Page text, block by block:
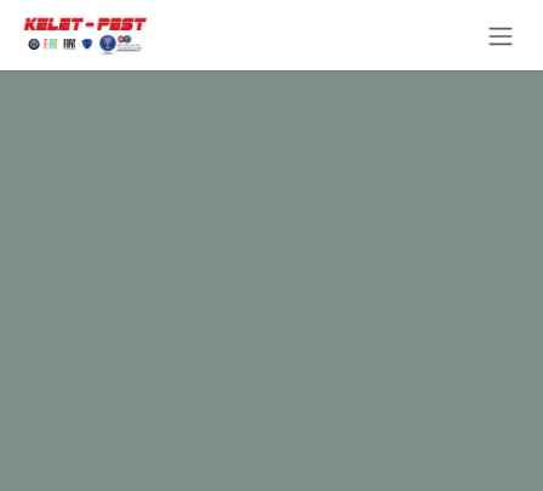
Kihagyás és továbblépés a tartalomhoz